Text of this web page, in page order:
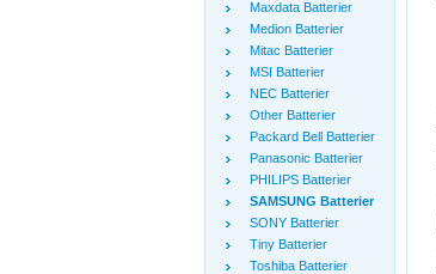
Maxdata Batterier
Medion Batterier
Mitac Batterier
MSI Batterier
NEC Batterier
Other Batterier
Packard Bell Batterier
Panasonic Batterier
PHILIPS Batterier
SAMSUNG Batterier
SONY Batterier
Tiny Batterier
Toshiba Batterier